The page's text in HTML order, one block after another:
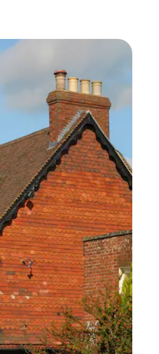
en appuyant et en faisant glisser.